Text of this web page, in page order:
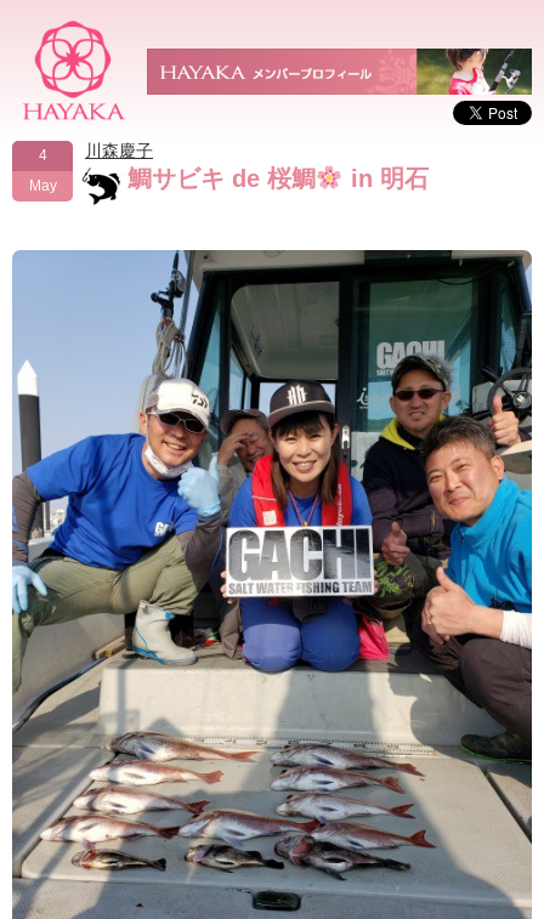
4
May
川森慶子
鯛サビキ de 桜鯛 in 明石